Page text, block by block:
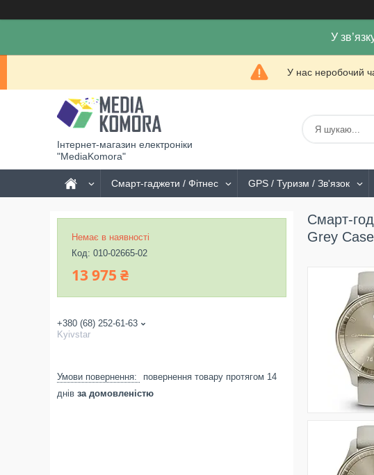
У
У нас неробочий
Інтернет-магазин електроніки
"MediaKomora"
Смарт-гаджети / Фітнес GPS / Туризм / Зв'язок
Смарт-
Grey
Немає в наявності
Код: 010-02665-02
13 975 ₴
+380 (68) 252-61-63
Kyivstar
повернення товару протягом 14
днів за домовленістю